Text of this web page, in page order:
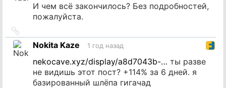
И чем всё закончилось? Без подробностей,
пожалуйста.
на
источник
Nokita Kaze 1 год назад
nekocave.xyz/display/a8d7043b-… ты разве
не видишь этот пост? +114% за 6 дней. я
базированный шлёпа гигачад